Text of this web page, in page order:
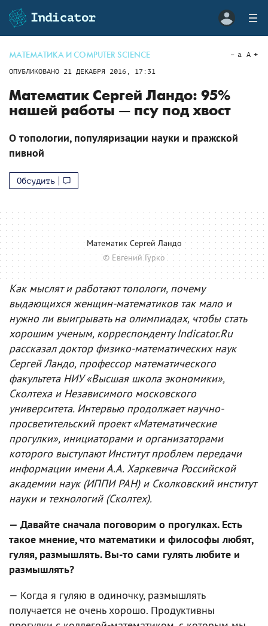
МАТЕМАТИКА И COMPUTER SCIENCE
ОПУБЛИКОВАНО 21 ДЕКАБРЯ 2016, 17:31
a A
Математик Сергей Ландо: 95%
нашей работы — псу под хвост
О топологии, популяризации науки и пражской
пивной
Обсудить
Математик Сергей Ландо
© Евгений Гурко
Как мыслят и работают топологи, почему
выдающихся женщин-математиков так мало и
нужно ли выигрывать на олимпиадах, чтобы стать
хорошим ученым, корреспонденту Indicator.Ru
рассказал доктор физико-математических наук
Сергей Ландо, профессор математического
факультета НИУ «Высшая школа экономики»,
Сколтеха и Независимого московского
университета. Интервью продолжает научно-
просветительский проект «Математические
прогулки», инициаторами и организаторами
которого выступают Институт проблем передачи
информации имени А.А. Харкевича Российской
академии наук (ИППИ РАН) и Сколковский институт
науки и технологий (Сколтех).
— Давайте сначала поговорим о прогулках. Есть
такое мнение, что математики и философы любят,
гуляя, размышлять. Вы-то сами гулять любите и
размышлять?
— Когда я гуляю в одиночку, размышлять
получается не очень хорошо. Продуктивны